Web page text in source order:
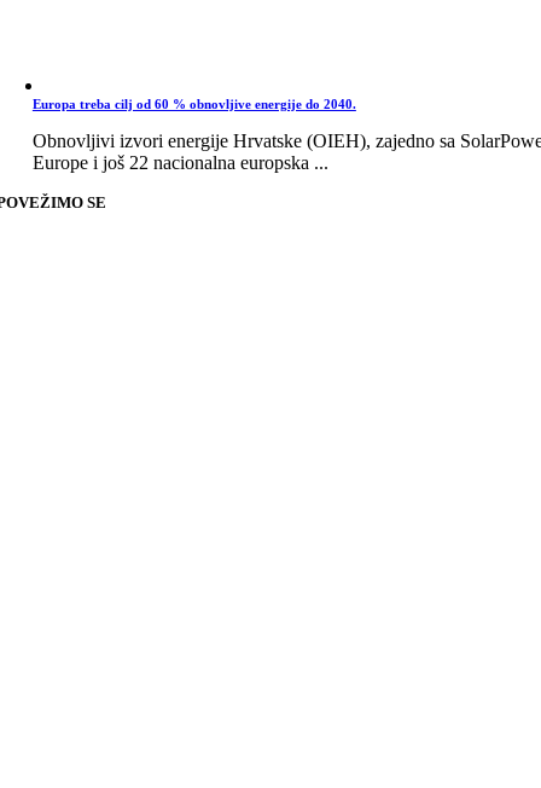
Europa treba cilj od 60 % obnovljive energije do 2040.
Obnovljivi izvori energije Hrvatske (OIEH), zajedno sa
Europe i još 22 nacionalna europska ...
SE